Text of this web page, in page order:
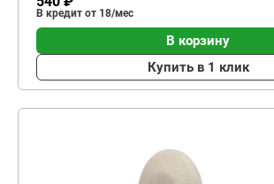
В кредит от 18/мес
В корзину
Купить в 1 клик